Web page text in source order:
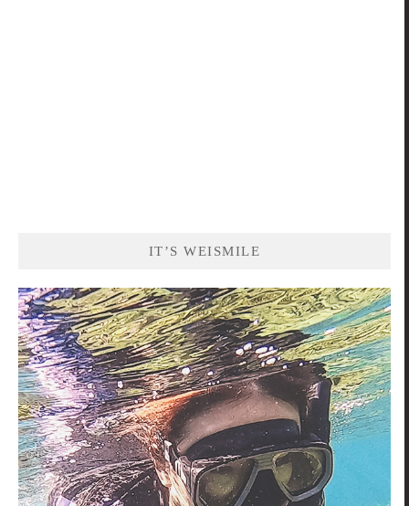
IT’S WEISMILE